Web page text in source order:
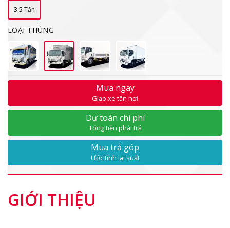
3.5 Tấn
LOẠI THÙNG
Mua ngay
Giao xe tận nơi
Dự toán chi phí
Tổng tiền phải trả
Mua trả góp
Ước tính lãi suất
GIỚI THIỆU